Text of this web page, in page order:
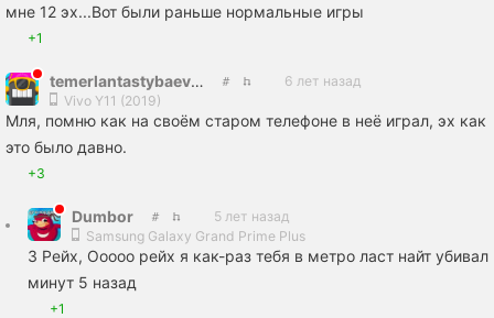
мне 12 эх...Вот были раньше нормальные игры
+1
temerlantastybaev532
6 лет назад
Vivo Y11 (2019)
Мля, помню как на своём старом телефоне в неё играл, эх как
это было давно.
+3
Dumbor
5 лет назад
Samsung Galaxy Grand Prime Plus
3 Рейх, Ооооо рейх я как-раз тебя в метро ласт найт убивал
минут 5 назад
+1